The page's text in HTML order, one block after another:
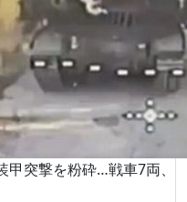
突撃を粉砕…戦車7両、